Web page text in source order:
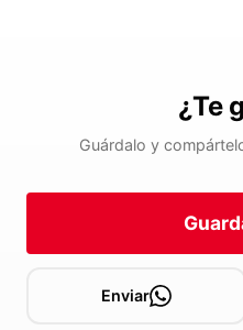
¿Te
Guárdalo y
Enviar